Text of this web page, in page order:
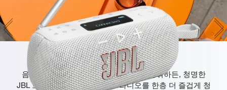
청명한 JBL 프로 사운드
음악, 대화, 뉴스, 스포츠 등 어떤 것을 청취하든, 청명한
JBL 프로 사운드로 FM + DAB 라디오를 한층 더 즐겁게 청